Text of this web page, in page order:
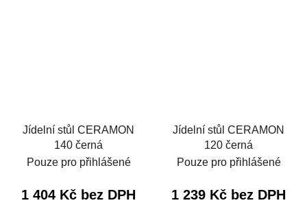
Jídelní stůl CERAMON
140 černá
Pouze pro přihlášené
1 404 Kč bez DPH
Jídelní stůl CERAMON
120 černá
Pouze pro přihlášené
1 239 Kč bez DPH